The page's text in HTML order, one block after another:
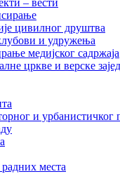
– вести
цивилног друштва
и удружења
медијског садржаја
цркве и верске
и урбанистичког
места